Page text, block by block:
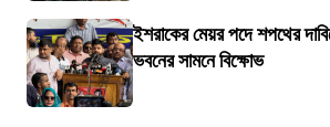
ইশরাকের মেয়র পদে শপথের
ভবনের সামনে বিক্ষোভ